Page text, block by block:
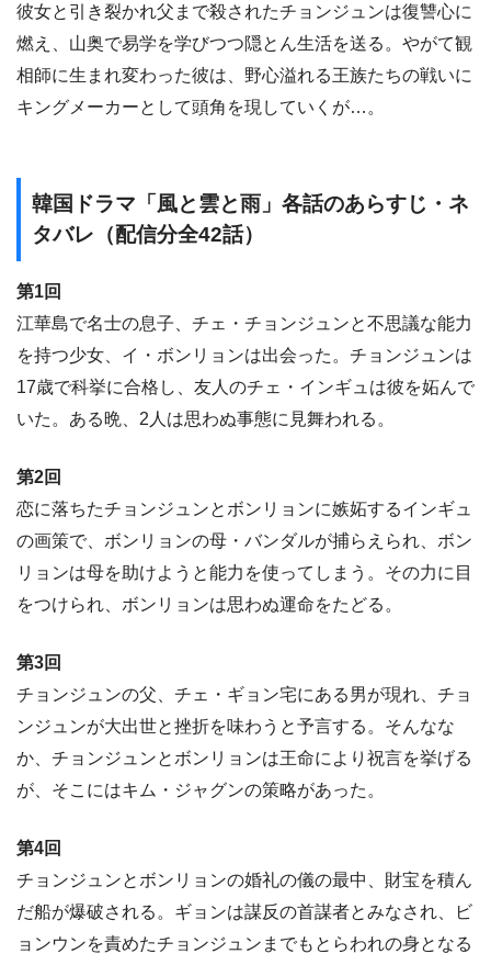
彼女と引き裂かれ父まで殺されたチョンジュンは復讐心に
燃え、山奥で易学を学びつつ隠とん生活を送る。やがて観
相師に生まれ変わった彼は、野心溢れる王族たちの戦いに
キングメーカーとして頭角を現していくが…。
韓国ドラマ「風と雲と雨」各話のあらすじ・ネ
タバレ（配信分全42話）
第1回
江華島で名士の息子、チェ・チョンジュンと不思議な能力
を持つ少女、イ・ボンリョンは出会った。チョンジュンは
17歳で科挙に合格し、友人のチェ・インギュは彼を妬んで
いた。ある晩、2人は思わぬ事態に見舞われる。
第2回
恋に落ちたチョンジュンとボンリョンに嫉妬するインギュ
の画策で、ボンリョンの母・バンダルが捕らえられ、ボン
リョンは母を助けようと能力を使ってしまう。その力に目
をつけられ、ボンリョンは思わぬ運命をたどる。
第3回
チョンジュンの父、チェ・ギョン宅にある男が現れ、チョ
ンジュンが大出世と挫折を味わうと予言する。そんなな
か、チョンジュンとボンリョンは王命により祝言を挙げる
が、そこにはキム・ジャグンの策略があった。
第4回
チョンジュンとボンリョンの婚礼の儀の最中、財宝を積ん
だ船が爆破される。ギョンは謀反の首謀者とみなされ、ビ
ョンウンを責めたチョンジュンまでもとらわれの身となる